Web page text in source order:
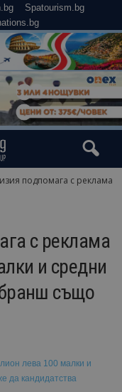
Spatourism.bg
подпомага с реклама
с реклама
и средни
също